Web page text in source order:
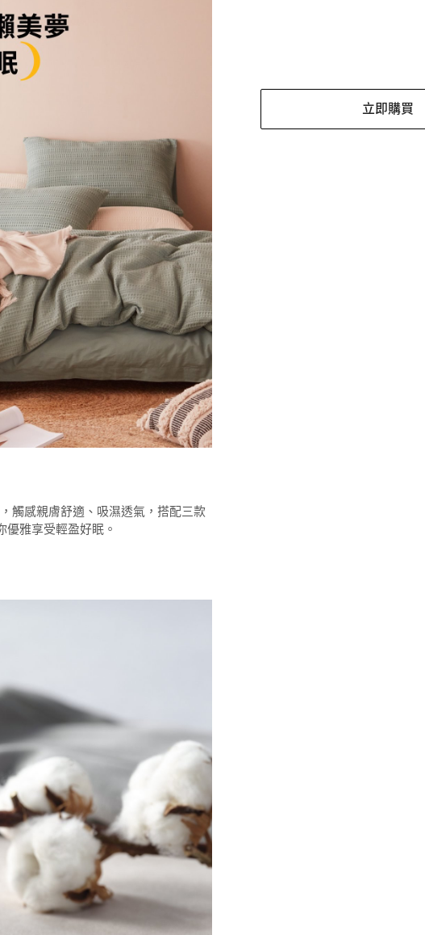
觸感親膚舒適、吸濕透氣，搭配三款
雅享受輕盈好眠。
立即購買